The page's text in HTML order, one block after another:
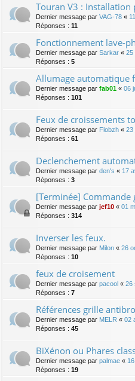
Touran V3 :
Dernier message par VAG-78 «
Réponses : 11
Fonctionnement lave-
Dernier message par Sarkar « 25
Réponses : 5
Allumage automatique
Dernier message par fab01 « 06
Réponses : 101
Feux de croissements
Dernier message par Flobzh « 23
Réponses : 61
Declenchement
Dernier message par den's « 17
Réponses : 3
[Terminée] Commande
Dernier message par jef10 « 01
Réponses : 314
Inverser les feux.
Dernier message par Milon « 26
Réponses : 10
feux de croisement
Dernier message par pacool « 26
Réponses : 7
Références grille
Dernier message par MELR « 02
Réponses : 45
BiXénon ou Phares
Dernier message par palmae «
Réponses : 19